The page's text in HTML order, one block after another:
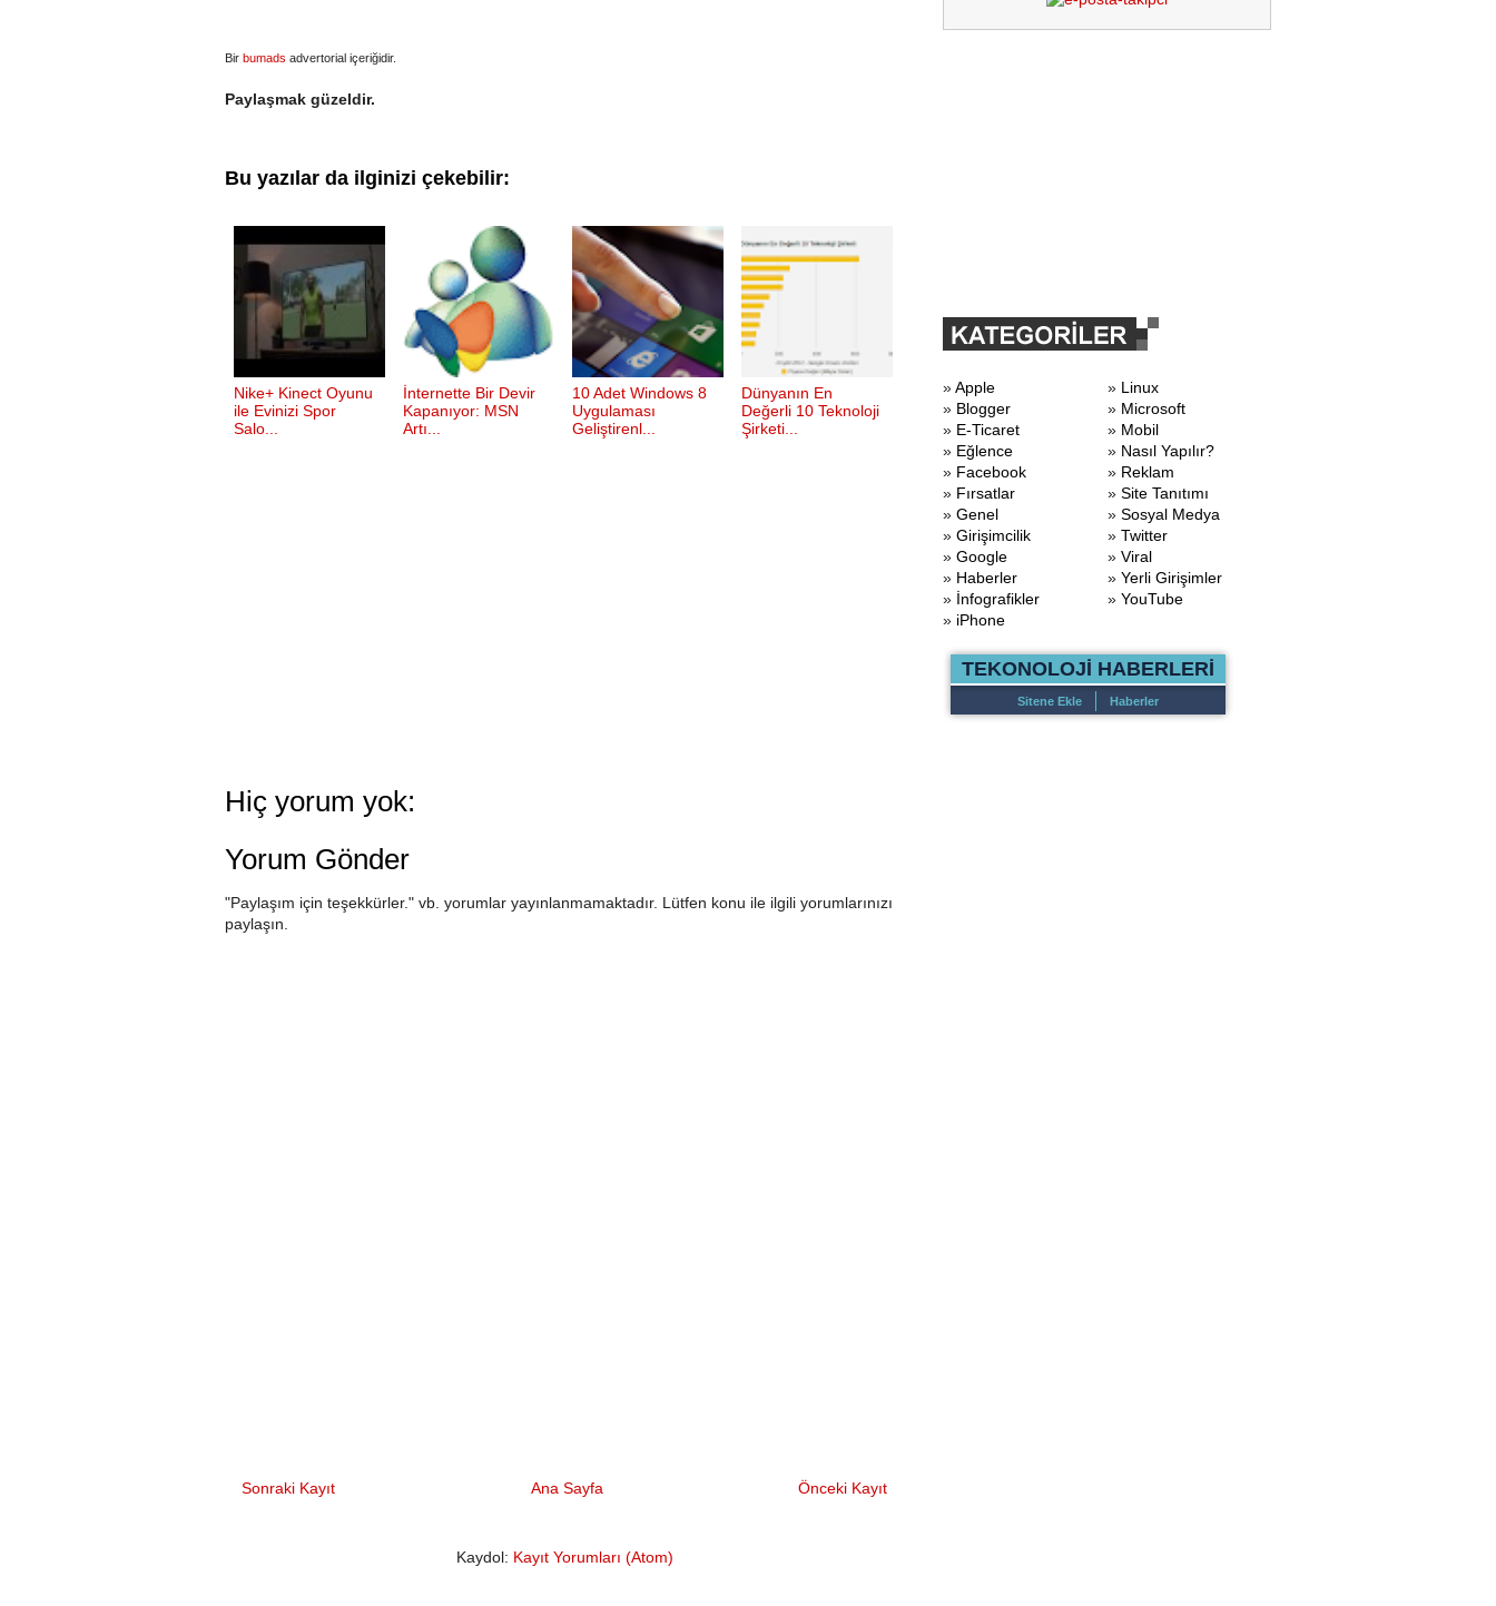
Bir bumads advertorial içeriğidir.
Paylaşmak güzeldir.
Bu yazılar da ilginizi çekebilir:
Nike+ Kinect Oyunu
ile Evinizi Spor
Salo...
İnternette Bir Devir
Kapanıyor: MSN
Artı...
10 Adet Windows 8
Uygulaması
Geliştirenl...
Dünyanın En
Değerli 10 Teknoloji
Şirketi...
Hiç yorum yok:
Yorum Gönder
"Paylaşım için teşekkürler." vb. yorumlar yayınlanmamaktadır. Lütfen konu ile ilgili yorumlarınızı
paylaşın.
Sonraki Kayıt Önceki Kayıt
Ana Sayfa
Kaydol: Kayıt Yorumları (Atom)
»Apple » Linux
» Blogger » Microsoft
» E-Ticaret » Mobil
» Eğlence » Nasıl Yapılır?
» Facebook » Reklam
» Fırsatlar » Site Tanıtımı
» Genel » Sosyal Medya
» Girişimcilik » Twitter
» Google » Viral
» Haberler » Yerli Girişimler
» İnfografikler » YouTube
» iPhone
TEKONOLOJİ HABERLERİ
Sitene Ekle Haberler